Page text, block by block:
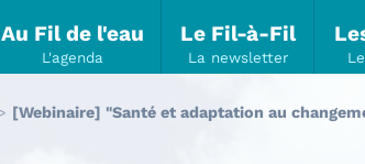
Au Fil de l'eau Le Fil-à-Fil
[Webinaire] "Santé et adaptation au